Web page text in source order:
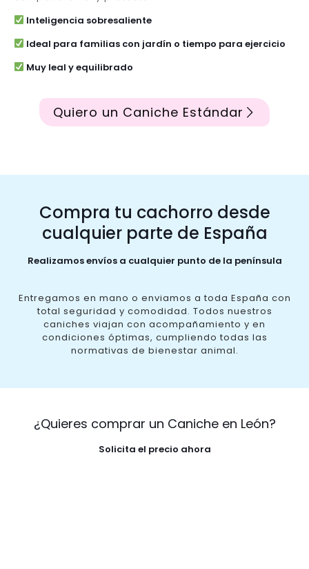
Inteligencia sobresaliente
Ideal para familias con jardín o tiempo para ejercicio
Muy leal y equilibrado
Quiero un Caniche Estándar
Compra tu cachorro desde
cualquier parte de España
Realizamos envíos a cualquier punto de la península
Entregamos en mano o enviamos a toda España con
total seguridad y comodidad. Todos nuestros
caniches viajan con acompañamiento y en
condiciones óptimas, cumpliendo todas las
normativas de bienestar animal.
¿Quieres comprar un Caniche en León?
Solicita el precio ahora